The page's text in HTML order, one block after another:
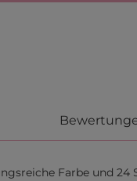
Farbe und